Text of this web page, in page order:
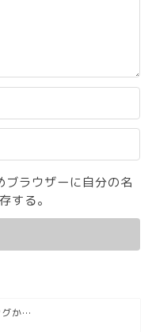
ブラウザーに自分の名
する。
グか…